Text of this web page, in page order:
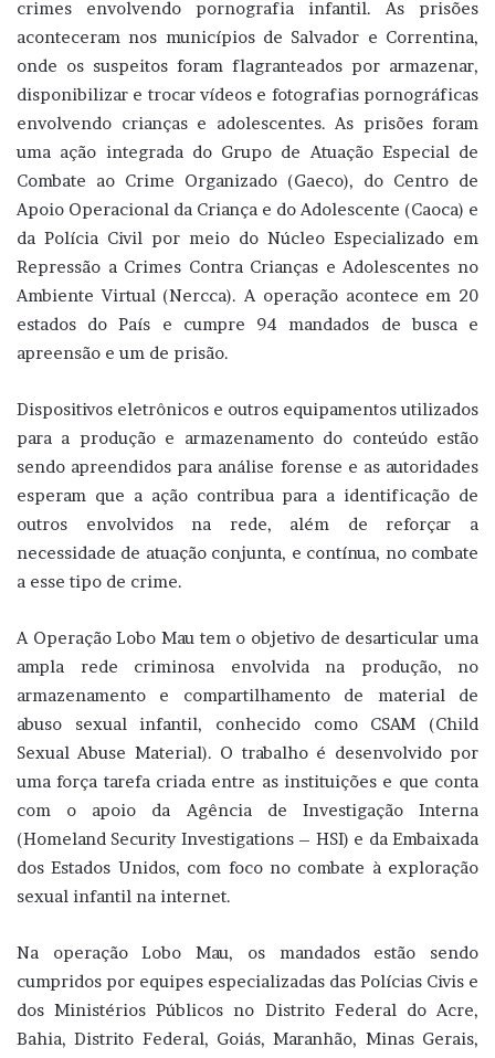
crimes envolvendo pornografia infantil. As prisões
aconteceram nos municípios de Salvador e Correntina,
onde os suspeitos foram flagranteados por armazenar,
disponibilizar e trocar vídeos e fotografias pornográficas
envolvendo crianças e adolescentes. As prisões foram
uma ação integrada do Grupo de Atuação Especial de
Combate ao Crime Organizado (Gaeco), do Centro de
Apoio Operacional da Criança e do Adolescente (Caoca) e
da Polícia Civil por meio do Núcleo Especializado em
Repressão a Crimes Contra Crianças e Adolescentes no
Ambiente Virtual (Nercca). A operação acontece em 20
estados do País e cumpre 94 mandados de busca e
apreensão e um de prisão.
Dispositivos eletrônicos e outros equipamentos utilizados
para a produção e armazenamento do conteúdo estão
sendo apreendidos para análise forense e as autoridades
esperam que a ação contribua para a identificação de
outros envolvidos na rede, além de reforçar a
necessidade de atuação conjunta, e contínua, no combate
a esse tipo de crime.
A Operação Lobo Mau tem o objetivo de desarticular uma
ampla rede criminosa envolvida na produção, no
armazenamento e compartilhamento de material de
abuso sexual infantil, conhecido como CSAM (Child
Sexual Abuse Material). O trabalho é desenvolvido por
uma força tarefa criada entre as instituições e que conta
com o apoio da Agência de Investigação Interna
(Homeland Security Investigations – HSI) e da Embaixada
dos Estados Unidos, com foco no combate à exploração
sexual infantil na internet.
Na operação Lobo Mau, os mandados estão sendo
cumpridos por equipes especializadas das Polícias Civis e
dos Ministérios Públicos no Distrito Federal do Acre,
Bahia, Distrito Federal, Goiás, Maranhão, Minas Gerais,